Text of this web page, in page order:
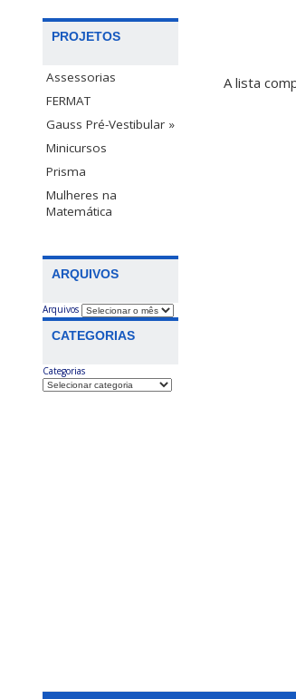
PROJETOS
Assessorias
FERMAT
Gauss Pré-Vestibular »
Minicursos
Prisma
Mulheres na
Matemática
ARQUIVOS
Arquivos
CATEGORIAS
Categorias
A lista